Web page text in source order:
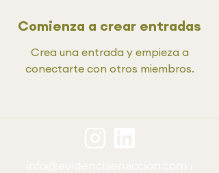
Comienza a crear entradas
Crea una entrada y empieza a
conectarte con otros miembros.